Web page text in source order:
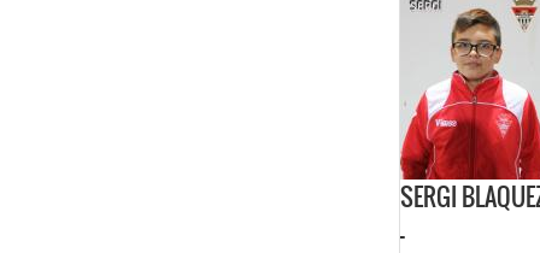
SERGI
-